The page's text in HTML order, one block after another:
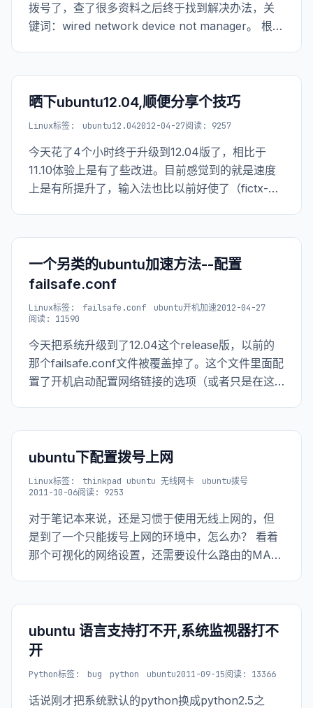
拨号了，查了很多资料之后终于找到解决办法，关
键词：wired network device not manager。 根据
晒下ubuntu12.04,顺便分享个技巧
Linux标签: ubuntu12.042012-04-27阅读: 9257
今天花了4个小时终于升级到12.04版了，相比于
11.10体验上是有了些改进。目前感觉到的就是速度
上是有所提升了，输入法也比以前好使了（fictx-
一个另类的ubuntu加速方法--配置
failsafe.conf
Linux标签: failsafe.conf ubuntu开机加速2012-04-27
阅读: 11590
今天把系统升级到了12.04这个release版，以前的
那个failsafe.conf文件被覆盖掉了。这个文件里面配
置了开机启动配置网络链接的选项（或者只是在这
ubuntu下配置拨号上网
Linux标签: thinkpad ubuntu 无线网卡
ubuntu拨号
2011-10-06阅读: 9253
对于笔记本来说，还是习惯于使用无线上网的，但
是到了一个只能拨号上网的环境中，怎么办？ 看着
那个可视化的网络设置，还需要设什么路由的MAC
ubuntu 语言支持打不开,系统监视器打不
开
Python标签: bug python ubuntu2011-09-15阅读: 13366
话说刚才把系统默认的python换成python2.5之